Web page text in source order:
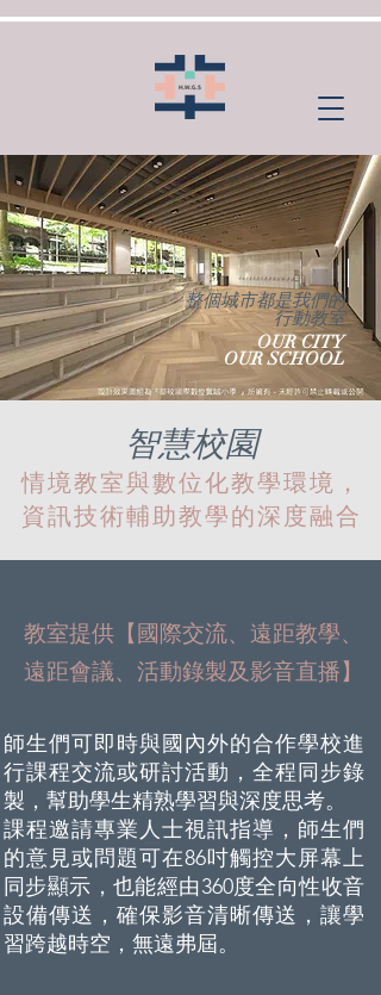
​整個城市都是我們的
行動教室
OUR CITY
OUR SCHOOL
智慧校園
情境教室與數位化教學環境，
資訊技術輔助教學的深度融合
教室提供【 國際交流、遠距教學、
遠距會議、活動錄製及影音直播】
師生們可即時與國內外的合作學校進
行課程交流或研討活動，全程同步錄
製，幫助學生精熟學習與深度思考。
課程邀請專業人士視訊指導，師生們
的意見或問題可在86吋觸控大屏幕上
同步顯示，也能經由360度全向性收音
設備傳送，確保影音清晰傳送，讓學
習跨越時空，無遠弗屆。